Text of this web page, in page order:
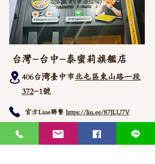
台灣-台中-泰蜜莉旗艦店
406台湾臺中市北屯區東山路一段
372-1號
官方Line聯繫 https://lin.ee/87JLU7V